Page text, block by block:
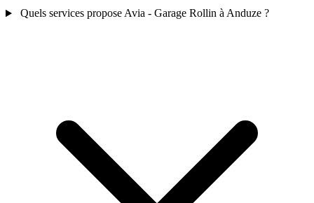
Quels services propose Avia - Garage Rollin à Anduze ?